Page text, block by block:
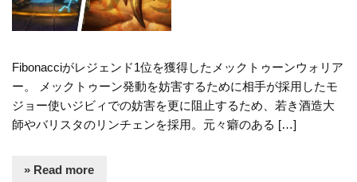
Fibonacciがレジェンド1位を獲得したメックトゥーンウォリア
ー。 メックトゥーン発動を妨害するために相手が採用したモ
ジョー使いジビィでの妨害を更に阻止するため、若き酒造大
師やバリスタのリンチェンを採用。元々癖のある […]
» Read more